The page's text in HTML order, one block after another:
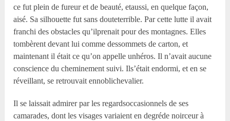
ce fut plein de fureur et de beauté, etaussi, en quelque façon,
aisé. Sa silhouette fut sans douteterrible. Par cette lutte il avait
franchi des obstacles qu’ilprenait pour des montagnes. Elles
tombèrent devant lui comme dessommets de carton, et
maintenant il était ce qu’on appelle unhéros. Il n’avait aucune
conscience du cheminement suivi. Ils’était endormi, et en se
réveillant, se retrouvait ennoblichevalier.
Il se laissait admirer par les regardsoccasionnels de ses
camarades, dont les visages variaient en degréde noirceur à